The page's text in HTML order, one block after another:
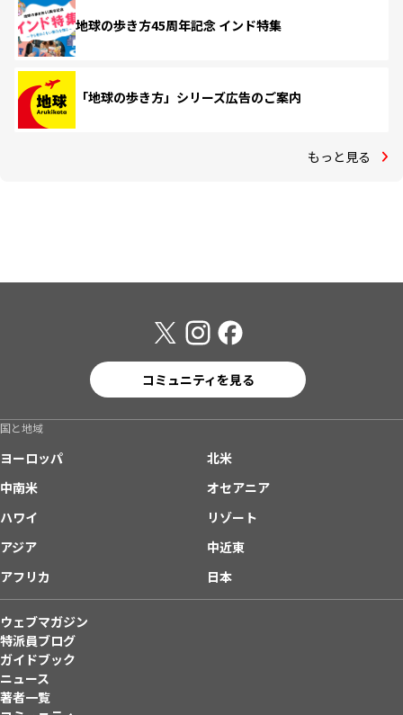
地球の歩き方45周年記念 インド特集
「地球の歩き方」シリーズ広告のご案内
もっと見る
コミュニティを見る
国と地域
ヨーロッパ
北米
中南米
オセアニア
ハワイ
リゾート
アジア
中近東
アフリカ
日本
ウェブマガジン
特派員ブログ
ガイドブック
ニュース
著者一覧